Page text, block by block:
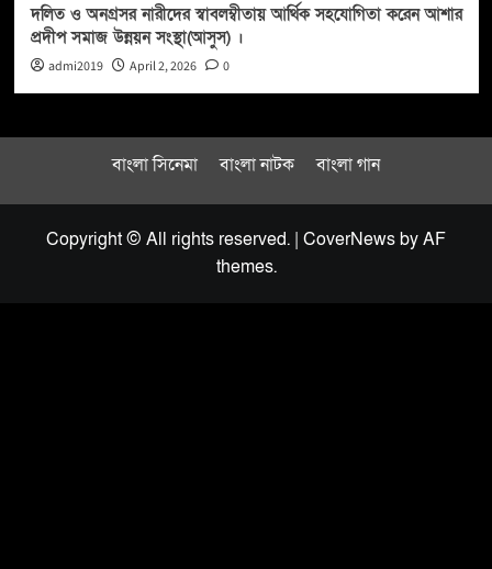
দলিত ও অনগ্রসর নারীদের স্বাবলম্বীতায় আর্থিক সহযোগিতা করেন আশার
প্রদীপ সমাজ উন্নয়ন সংস্থা(আসুস) ।
admi2019 April 2, 2026 0
বাংলা সিনেমা বাংলা নাটক বাংলা গান
Copyright © All rights reserved. | CoverNewsby AF
themes.